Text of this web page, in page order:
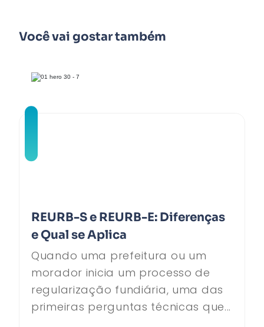
Você vai gostar também
REURB-S e REURB-E: Diferenças
e Qual se Aplica
Quando uma prefeitura ou um
morador inicia um processo de
regularização fundiária, uma das
primeiras perguntas técnicas que...